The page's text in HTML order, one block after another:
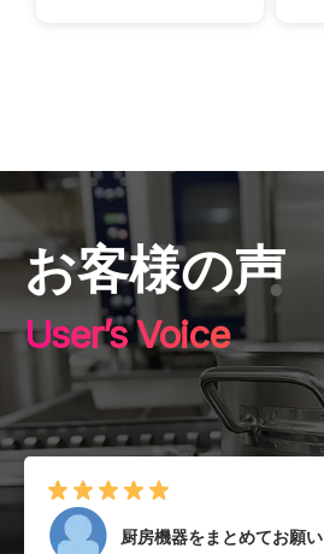
お客様の声
User’s Voice
厨房機器をまとめてお願い